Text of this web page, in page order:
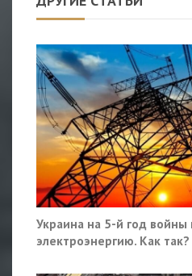
Украина на 5-й год войны
электроэнергию. Как так?